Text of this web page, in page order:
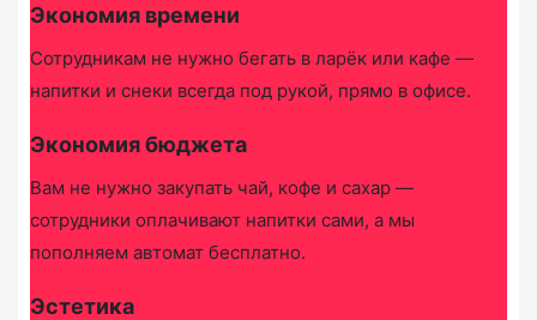
Экономия времени
Сотрудникам не нужно бегать в ларёк или кафе —
напитки и снеки всегда под рукой, прямо в офисе.
Экономия бюджета
Вам не нужно закупать чай, кофе и сахар —
сотрудники оплачивают напитки сами, а мы
пополняем автомат бесплатно.
Эстетика